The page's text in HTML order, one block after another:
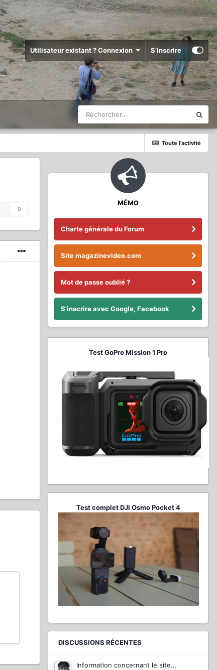
Utilisateur existant ? Connexion S’inscrire
Toute l’activité
0
MÉMO
Charte générale du Forum
Site magazinevideo.com
Mot de passe oublié ?
S'inscrire avec Google, Facebook
Test GoPro Mission 1 Pro
Test complet DJI Osmo Pocket 4
DISCUSSIONS RÉCENTES
Information concernant le site